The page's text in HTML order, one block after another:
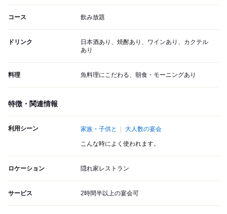
コース 飲み放題
ドリンク
日本酒あり、焼酎あり、ワインあり、カクテル
あり
料理 魚料理にこだわる、朝食・モーニングあり
特徴・関連情報
利用シーン 家族・子供と 大人数の宴会
こんな時によく使われます。
ロケーション 隠れ家レストラン
サービス 2時間半以上の宴会可